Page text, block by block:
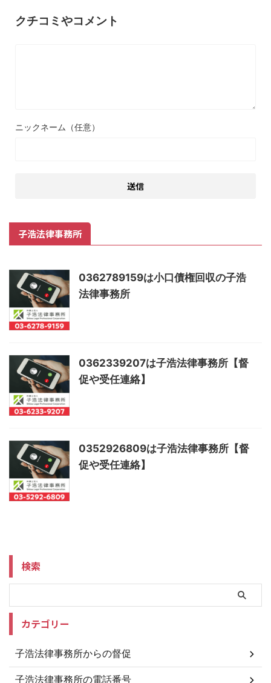
クチコミやコメント
ニックネーム（任意）
子浩法律事務所
0362789159は小口債権回収の子浩
法律事務所
0362339207は子浩法律事務所【督
促や受任連絡】
0352926809は子浩法律事務所【督
促や受任連絡】
検索
カテゴリー
子浩法律事務所からの督促
子浩法律事務所の電話番号